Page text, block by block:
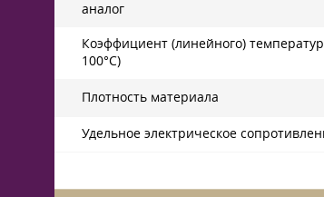
аналог
Коэффициент (линейного)
100°С)
Плотность материала
Удельное электрическое